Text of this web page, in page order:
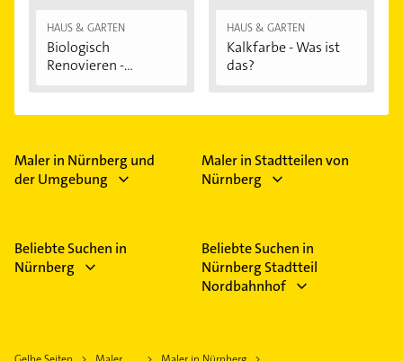
HAUS & GARTEN
Biologisch
Renovieren -
HAUS & GARTEN
Kalkfarbe - Was ist
das?
Maler in Nürnberg und
der Umgebung
Maler in Stadtteilen von
Nürnberg
Beliebte Suchen in
Nürnberg
Beliebte Suchen in
Nürnberg Stadtteil
Nordbahnhof